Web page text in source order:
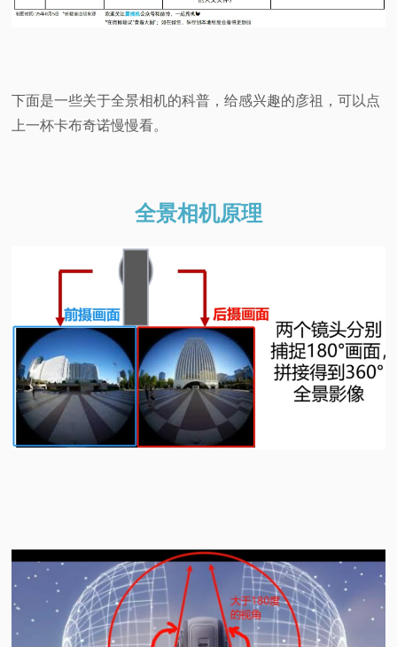
下面是一些关于全景相机的科普，给感兴趣的彦祖，可以点
上一杯卡布奇诺慢慢看。
全景相机原理